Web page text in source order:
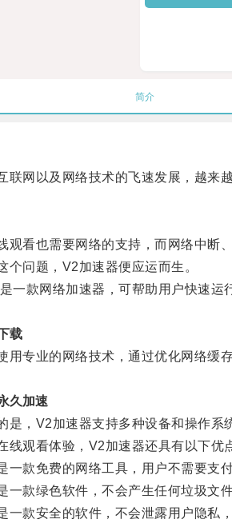
简介
网以及网络技术的飞速发展，越来越
看也需要网络的支持，而网络中断、
问题，V2加速器便应运而生。
款网络加速器，可帮助用户快速运
载
专业的网络技术，通过优化网络缓存
久加速
，V2加速器支持多种设备和操作系
观看体验，V2加速器还具有以下优
款免费的网络工具，用户不需要支付
款绿色软件，不会产生任何垃圾文件
款安全的软件，不会泄露用户隐私，